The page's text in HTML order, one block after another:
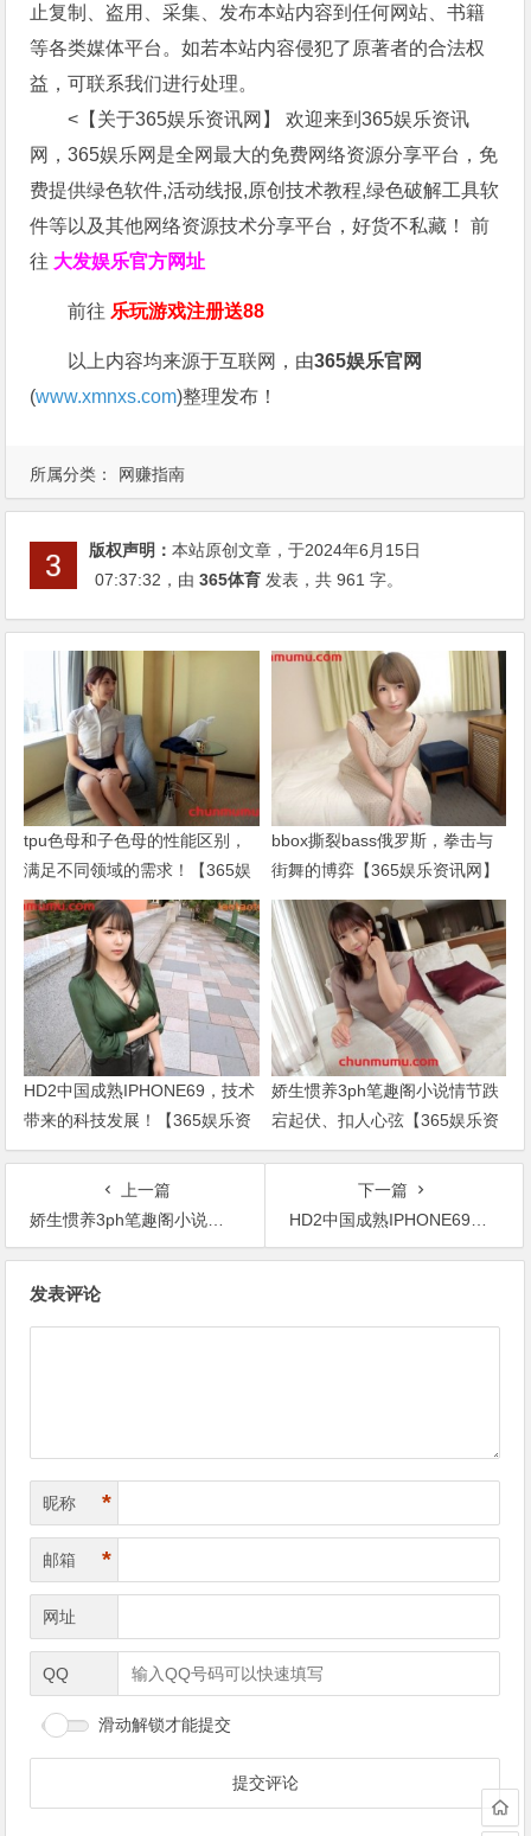
所属分类： 网赚指南
止复制、盗用、采集、发布本站内容到任何网站、书籍
等各类媒体平台。如若本站内容侵犯了原著者的合法权
益，可联系我们进行处理。
<【关于365娱乐资讯网】 欢迎来到365娱乐资讯
网，365娱乐网是全网最大的免费网络资源分享平台，免
费提供绿色软件,活动线报,原创技术教程,绿色破解工具软
件等以及其他网络资源技术分享平台，好货不私藏！ 前
往 大发娱乐官方网址
前往 乐玩游戏注册送88
以上内容均来源于互联网，由365娱乐官网
(www.xmnxs.com)整理发布！
版权声明：本站原创文章，于2024年6月15日
07:37:32 ，由365体育 发表，共 961 字。
tpu色母和子色母的性能区别，
满足不同领域的需求！【365娱
乐资讯网】
bbox撕裂bass俄罗斯，拳击与
街舞的博弈【365娱乐资讯网】
HD2中国成熟IPHONE69，技术
带来的科技发展！【365娱乐资
讯网】
娇生惯养3ph笔趣阁小说情节跌
宕起伏、扣人心弦【365娱乐资
讯网】
上一篇
娇生惯养3ph笔趣阁小说情节跌宕起伏、扣人心弦【365娱乐资讯网】
下一篇
HD2中国成熟IPHONE69，技术带来的科技发展！【365娱乐资讯网】
发表评论
昵称 *
邮箱 *
网址
QQ
滑动解锁才能提交